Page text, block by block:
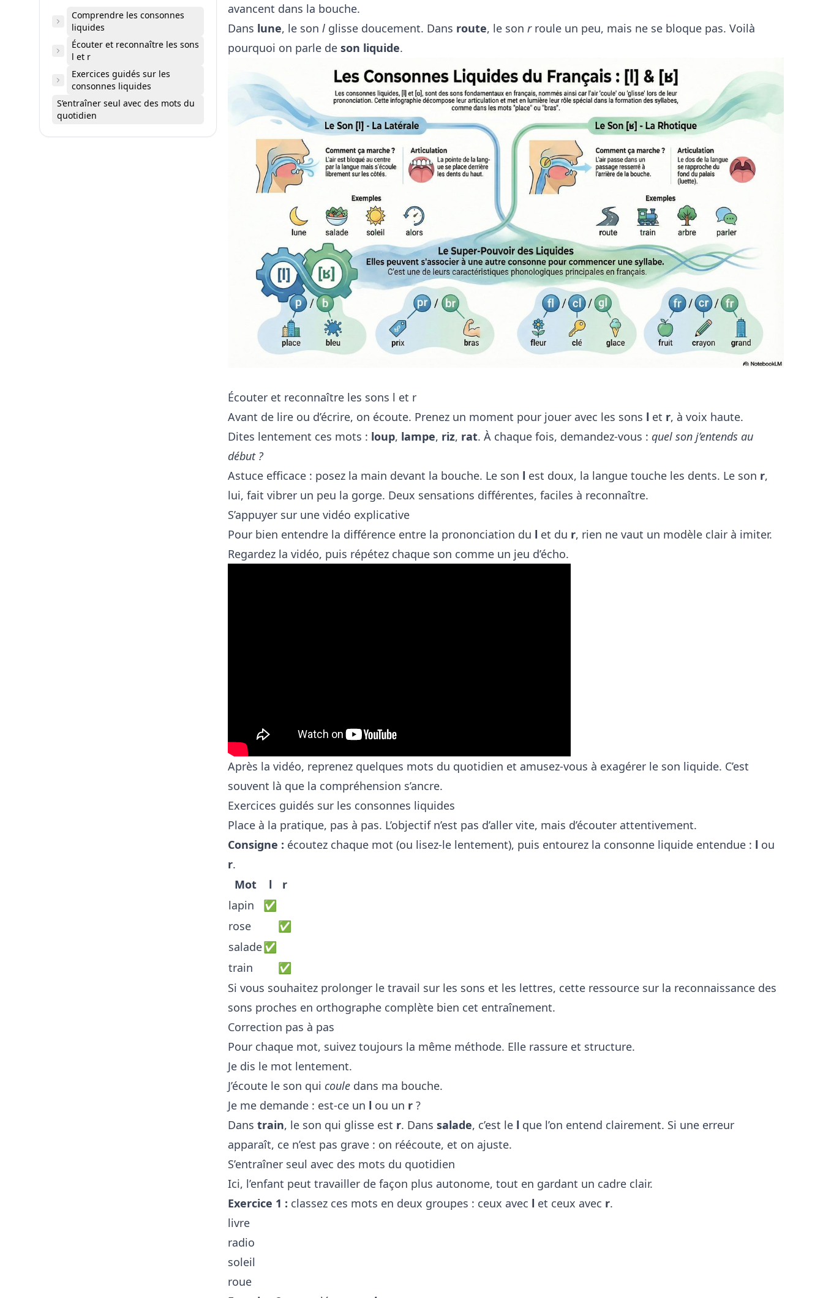
Comprendre les consonnes
liquides
Écouter et reconnaître les sons
l et r
Exercices guidés sur les
consonnes liquides
S’entraîner seul avec des mots du
quotidien
avancent dans la bouche.
Dans lune, le sonl glisse doucement. Dans route, le sonrroule un peu, mais ne se bloque pas. Voilà
pourquoi on parle deson liquide.
Écouter et reconnaître les sons l et r
Avant de lire ou d’écrire, on écoute. Prenez un moment pour jouer avec les sons l et r, à voix haute.
Dites lentement ces mots : loup, lampe, riz, rat. À chaque fois, demandez-vous :quel son j’entends au
début ?
Astuce efficace : posez la main devant la bouche. Le son l est doux, la langue touche les dents. Le son r,
lui, fait vibrer un peu la gorge. Deux sensations différentes, faciles à reconnaître.
S’appuyer sur une vidéo explicative
Pour bien entendre la différence entre la prononciation du l et du r, rien ne vaut un modèle clair à imiter.
Regardez la vidéo, puis répétez chaque son comme un jeu d’écho.
Après la vidéo, reprenez quelques mots du quotidien et amusez-vous à exagérer le son liquide. C’est
souvent là que la compréhension s’ancre.
Exercices guidés sur les consonnes liquides
Place à la pratique, pas à pas. L’objectif n’est pas d’aller vite, mais d’écouter attentivement.
Consigne : écoutez chaque mot (ou lisez-le lentement), puis entourez la consonne liquide entendue : l ou
r.
Mot
l
r
lapin
✅
rose
✅
salade✅
train
✅
Si vous souhaitez prolonger le travail sur les sons et les lettres, cette ressource sur la reconnaissance des
sons proches en orthographe complète bien cet entraînement.
Correction pas à pas
Pour chaque mot, suivez toujours la même méthode. Elle rassure et structure.
Je dis le mot lentement.
J’écoute le son qui coule dans ma bouche.
Je me demande : est-ce un l ou un r ?
Danstrain, le son qui glisse est r. Danssalade, c’est le l que l’on entend clairement. Si une erreur
apparaît, ce n’est pas grave : on réécoute, et on ajuste.
S’entraîner seul avec des mots du quotidien
Ici, l’enfant peut travailler de façon plus autonome, tout en gardant un cadre clair.
Exercice 1 : classez ces mots en deux groupes : ceux avec l et ceux avec r.
livre
radio
soleil
roue